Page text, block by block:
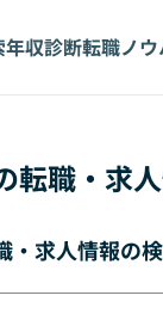
年収診断転職ノウ
転職・求
・求人情報の